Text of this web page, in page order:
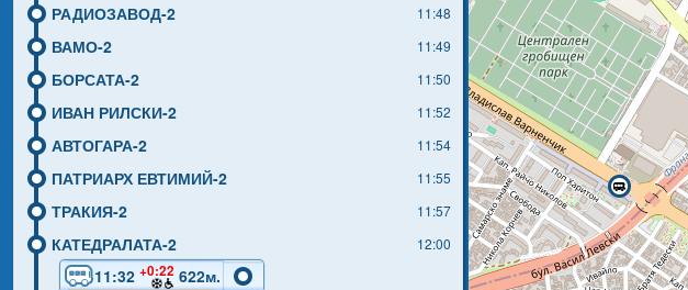
РАДИОЗАВОД-2 11:48
ВАМО-2 11:49
БОРСАТА-2 11:50
ИВАН РИЛСКИ-2 11:52
АВТОГАРА-2 11:54
ПАТРИАРХ ЕВТИМИЙ-2 11:55
ТРАКИЯ-2 11:57
КАТЕДРАЛАТА-2 12:00
11:32 +0:22 622м.